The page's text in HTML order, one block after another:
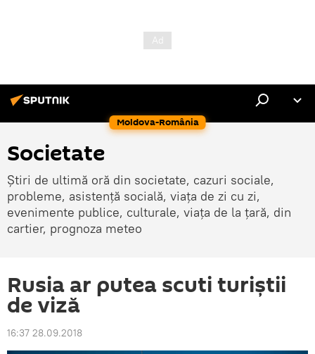
Moldova-România
Societate
Știri de ultimă oră din societate, cazuri sociale,
probleme, asistență socială, viața de zi cu zi,
evenimente publice, culturale, viața de la țară, din
cartier, prognoza meteo
Rusia ar putea scuti turiștii
de viză
16:37 28.09.2018